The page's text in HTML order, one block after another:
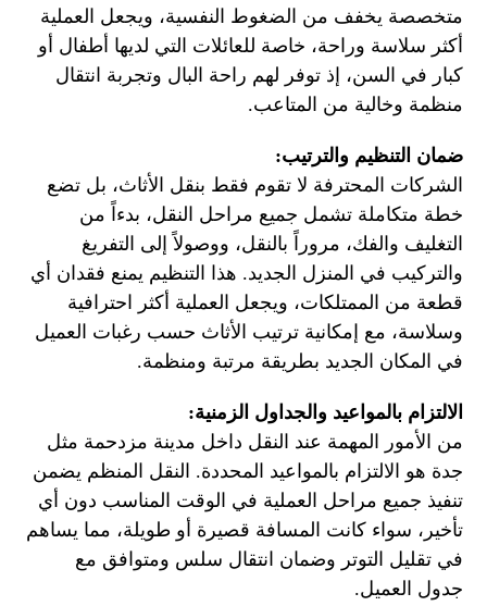
متخصصة يخفف من الضغوط النفسية، ويجعل العملية
أكثر سلاسة وراحة، خاصة للعائلات التي لديها أطفال أو
كبار في السن، إذ توفر لهم راحة البال وتجربة انتقال
منظمة وخالية من المتاعب.
ضمان التنظيم والترتيب:
الشركات المحترفة لا تقوم فقط بنقل الأثاث، بل تضع
خطة متكاملة تشمل جميع مراحل النقل، بدءاً من
التغليف والفك، مروراً بالنقل، ووصولاً إلى التفريغ
والتركيب في المنزل الجديد. هذا التنظيم يمنع فقدان أي
قطعة من الممتلكات، ويجعل العملية أكثر احترافية
وسلاسة، مع إمكانية ترتيب الأثاث حسب رغبات العميل
في المكان الجديد بطريقة مرتبة ومنظمة.
الالتزام بالمواعيد والجداول الزمنية:
من الأمور المهمة عند النقل داخل مدينة مزدحمة مثل
جدة هو الالتزام بالمواعيد المحددة. النقل المنظم يضمن
تنفيذ جميع مراحل العملية في الوقت المناسب دون أي
تأخير، سواء كانت المسافة قصيرة أو طويلة، مما يساهم
في تقليل التوتر وضمان انتقال سلس ومتوافق مع
جدول العميل.